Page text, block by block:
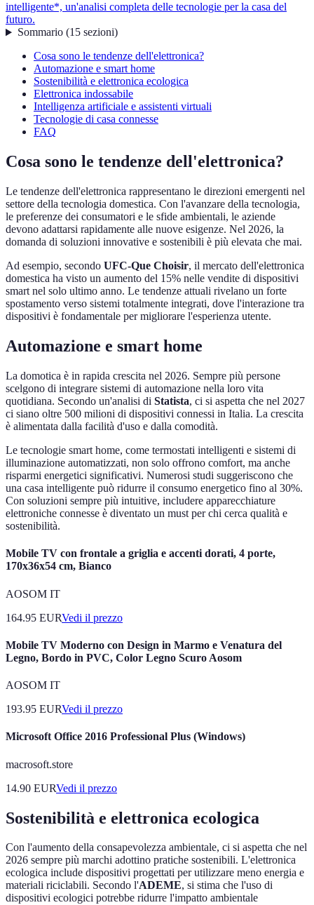
intelligente*, un'analisi completa delle tecnologie per la casa del
futuro.
Sommario(15 sezioni)
Cosa sono le tendenze dell'elettronica?
Automazione e smart home
Sostenibilità e elettronica ecologica
Elettronica indossabile
Intelligenza artificiale e assistenti virtuali
Tecnologie di casa connesse
FAQ
Cosa sono le tendenze dell'elettronica?
Le tendenze dell'elettronica rappresentano le direzioni emergenti nel
settore della tecnologia domestica. Con l'avanzare della tecnologia,
le preferenze dei consumatori e le sfide ambientali, le aziende
devono adattarsi rapidamente alle nuove esigenze. Nel 2026, la
domanda di soluzioni innovative e sostenibili è più elevata che mai.
Ad esempio, secondo UFC-Que Choisir, il mercato dell'elettronica
domestica ha visto un aumento del 15% nelle vendite di dispositivi
smart nel solo ultimo anno. Le tendenze attuali rivelano un forte
spostamento verso sistemi totalmente integrati, dove l'interazione tra
dispositivi è fondamentale per migliorare l'esperienza utente.
Automazione e smart home
La domotica è in rapida crescita nel 2026. Sempre più persone
scelgono di integrare sistemi di automazione nella loro vita
quotidiana. Secondo un'analisi di Statista, ci si aspetta che nel 2027
ci siano oltre 500 milioni di dispositivi connessi in Italia. La crescita
è alimentata dalla facilità d'uso e dalla comodità.
Le tecnologie smart home, come termostati intelligenti e sistemi di
illuminazione automatizzati, non solo offrono comfort, ma anche
risparmi energetici significativi. Numerosi studi suggeriscono che
una casa intelligente può ridurre il consumo energetico fino al 30%.
Con soluzioni sempre più intuitive, includere apparecchiature
elettroniche connesse è diventato un must per chi cerca qualità e
sostenibilità.
Mobile TV con frontale a griglia e accenti dorati, 4 porte,
170x36x54 cm, Bianco
AOSOM IT
164.95 EURVedi il prezzo
Mobile TV Moderno con Design in Marmo e Venatura del
Legno, Bordo in PVC, Color Legno Scuro Aosom
AOSOM IT
193.95 EURVedi il prezzo
Microsoft Office 2016 Professional Plus (Windows)
macrosoft.store
14.90 EURVedi il prezzo
Sostenibilità e elettronica ecologica
Con l'aumento della consapevolezza ambientale, ci si aspetta che nel
2026 sempre più marchi adottino pratiche sostenibili. L'elettronica
ecologica include dispositivi progettati per utilizzare meno energia e
materiali riciclabili. Secondo l'ADEME, si stima che l'uso di
dispositivi ecologici potrebbe ridurre l'impatto ambientale